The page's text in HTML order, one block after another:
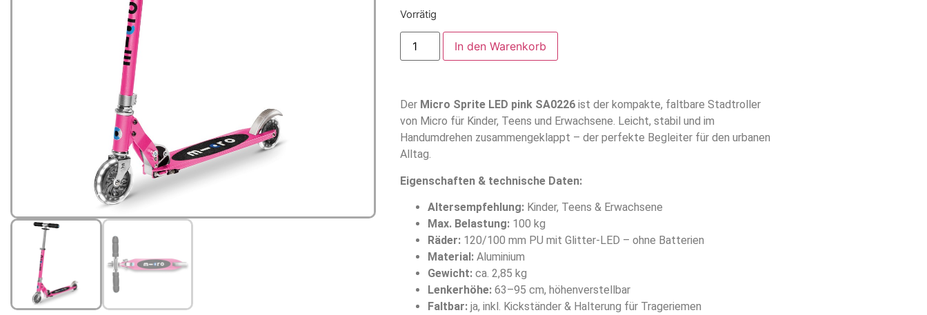
Vorrätig
In den Warenkorb
Der Micro Sprite LED pink SA0226 ist der kompakte, faltbare Stadtroller
von Micro für Kinder, Teens und Erwachsene. Leicht, stabil und im
Handumdrehen zusammengeklappt – der perfekte Begleiter für den urbanen
Alltag.
Eigenschaften & technische Daten:
Altersempfehlung: Kinder, Teens & Erwachsene
Max. Belastung: 100 kg
Räder: 120/100 mm PU mit Glitter-LED – ohne Batterien
Material: Aluminium
Gewicht: ca. 2,85 kg
Lenkerhöhe: 63–95 cm, höhenverstellbar
Faltbar: ja, inkl. Kickständer & Halterung für Trageriemen